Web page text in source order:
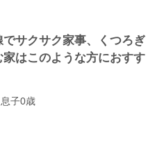
サクサク家事、くつろぎ
はこのような方におすす
子0歳